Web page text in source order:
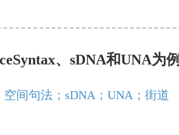
、sDNA和UNA为例
空间句法；sDNA；UNA；街道